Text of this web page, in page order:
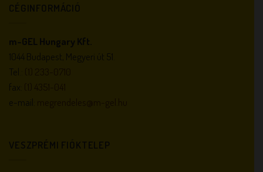
CÉGINFORMÁCIÓ
m-GEL Hungary Kft.
1044 Budapest, Megyeri út 51.
Tel.:
fax:
e-mail:
VESZPRÉMI FIÓKTELEP